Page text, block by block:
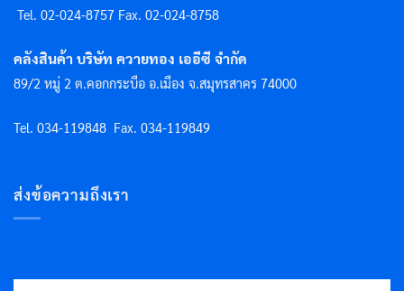
Tel. 02-024-8757 Fax. 02-024-8758
คลังสินค้า บริษัท ควายทอง เออีซี จำกัด
89/2 หมู่ 2 ต.คอกกระบือ อ.เมือง จ.สมุทรสาคร 74000
Tel. 034-119848 Fax. 034-119849
ส่งข้อความถึงเรา